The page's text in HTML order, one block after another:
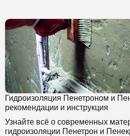
Гидроизоляция Пенетроном и
рекомендации и инструкция
Узнайте всё о современных
гидроизоляции Пенетрон и